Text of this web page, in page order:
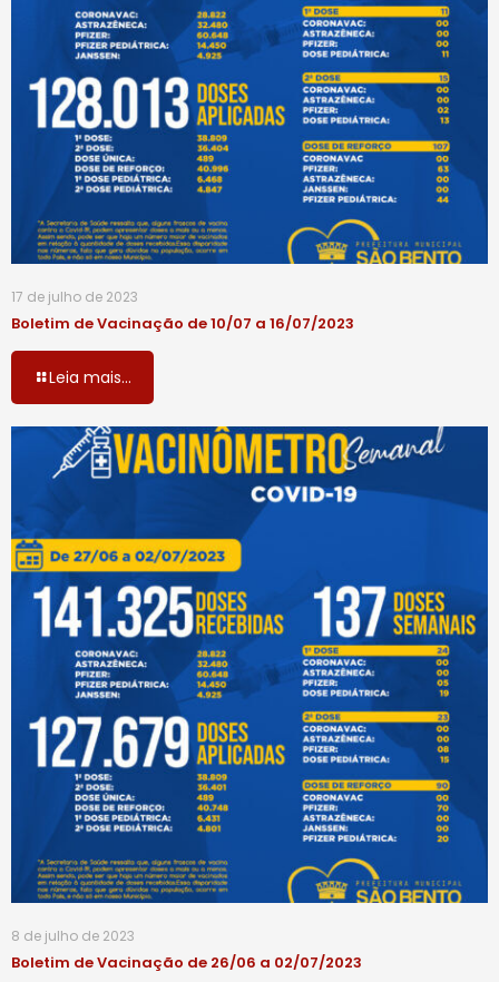
17 de julho de 2023
Boletim de Vacinação de 10/07 a 16/07/2023
Leia mais...
8 de julho de 2023
Boletim de Vacinação de 26/06 a 02/07/2023